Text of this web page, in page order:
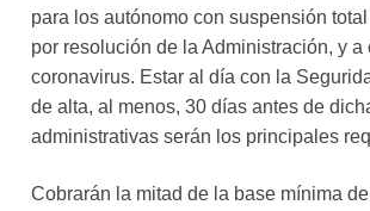
para los autónomo con suspensión
por resolución de la Administración, y a
coronavirus. Estar al día con la
de alta, al menos, 30 días antes de
administrativas serán los principales
Cobrarán la mitad de la base mínima